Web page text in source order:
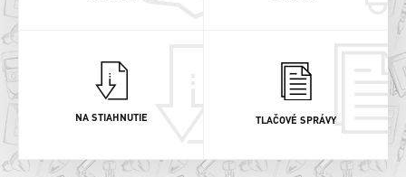
NA STIAHNUTIE TLAČOVÉ SPRÁVY